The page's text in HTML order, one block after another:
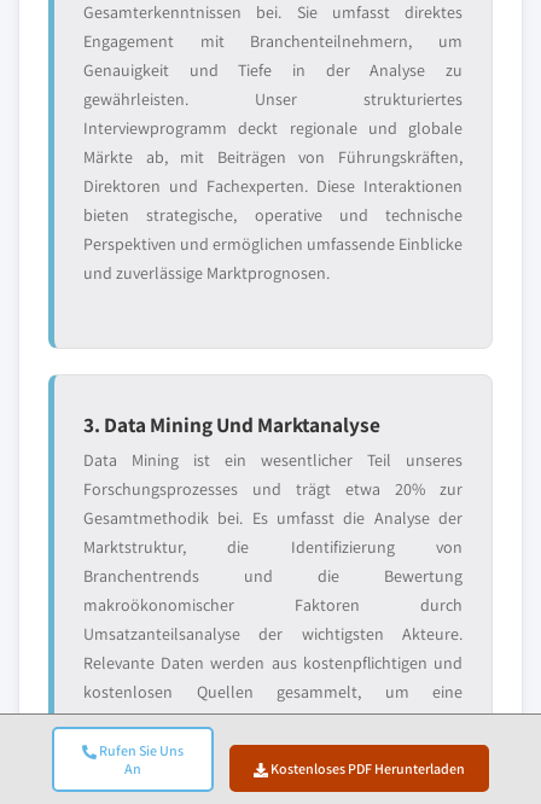
Rufen Sie Uns
An
Kostenloses PDF Herunterladen
Gesamterkenntnissen bei. Sie umfasst direktes
Engagement mit Branchenteilnehmern, um
Genauigkeit und Tiefe in der Analyse zu
gewährleisten. Unser strukturiertes
Interviewprogramm deckt regionale und globale
Märkte ab, mit Beiträgen von Führungskräften,
Direktoren und Fachexperten. Diese Interaktionen
bieten strategische, operative und technische
Perspektiven und ermöglichen umfassende Einblicke
und zuverlässige Marktprognosen.
3. Data Mining Und Marktanalyse
Data Mining ist ein wesentlicher Teil unseres
Forschungsprozesses und trägt etwa 20% zur
Gesamtmethodik bei. Es umfasst die Analyse der
Marktstruktur, die Identifizierung von
Branchentrends und die Bewertung
makroökonomischer Faktoren durch
Umsatzanteilsanalyse der wichtigsten Akteure.
Relevante Daten werden aus kostenpflichtigen und
kostenlosen Quellen gesammelt, um eine
zuverlässige Datenbank aufzubauen. Diese
Informationen werden dann integriert, um die
Primärforschung und Marktdimensionierung zu